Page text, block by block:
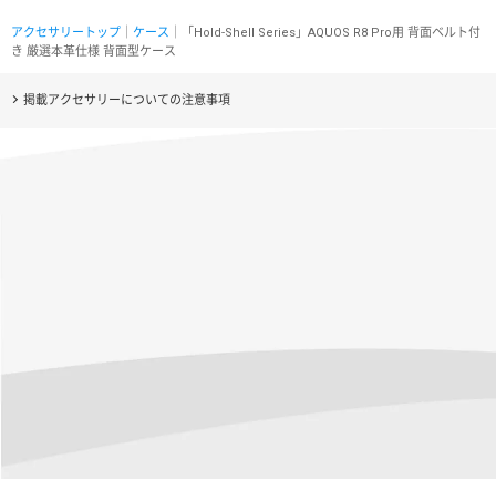
アクセサリートップ ケース ｜「Hold-Shell Series」AQUOS R8 Pro用 背面ベルト付
き 厳選本革仕様 背面型ケース
掲載アクセサリーについての注意事項